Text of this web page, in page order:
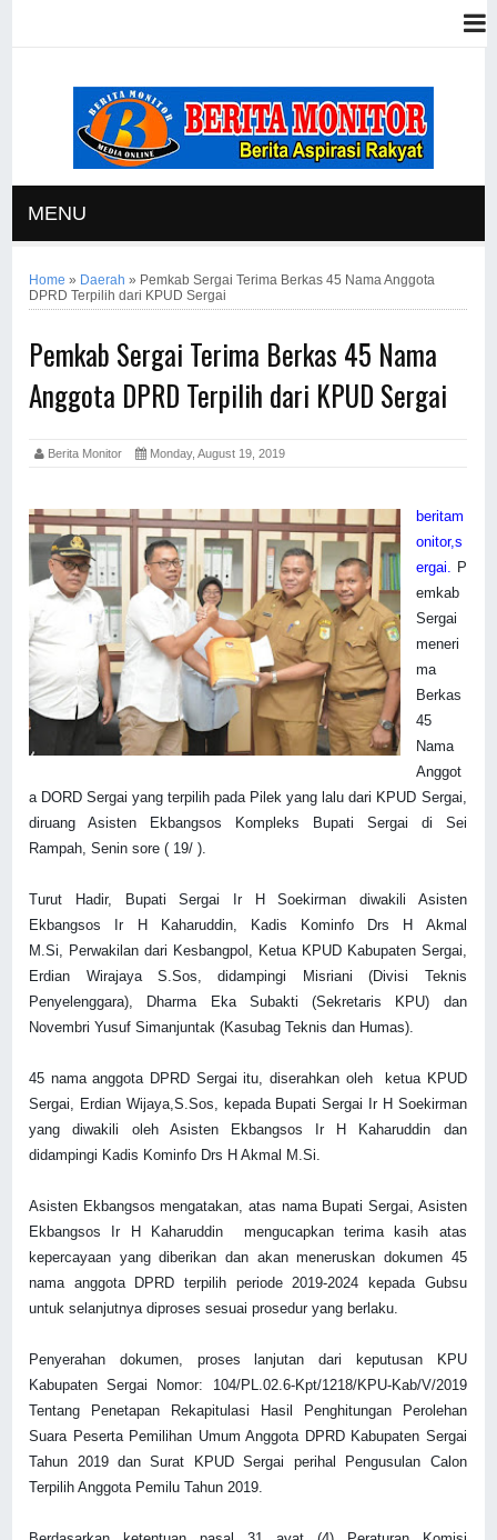
MENU
Home » Daerah » Pemkab Sergai Terima Berkas 45 Nama Anggota
DPRD Terpilih dari KPUD Sergai
Pemkab Sergai Terima Berkas 45 Nama
Anggota DPRD Terpilih dari KPUD Sergai
Berita Monitor Monday, August 19, 2019
beritam
onitor,s
ergai. P
emkab
Sergai
meneri
ma
Berkas
45
Nama
Anggot
a DORD Sergai yang terpilih pada Pilek yang lalu dari KPUD Sergai,
diruang Asisten Ekbangsos Kompleks Bupati Sergai di Sei
Rampah, Senin sore ( 19/ ).
Turut Hadir, Bupati Sergai Ir H Soekirman diwakili Asisten
Ekbangsos Ir H Kaharuddin, Kadis Kominfo Drs H Akmal
M.Si, Perwakilan dari Kesbangpol, Ketua KPUD Kabupaten Sergai,
Erdian Wirajaya S.Sos, didampingi Misriani (Divisi Teknis
Penyelenggara), Dharma Eka Subakti (Sekretaris KPU) dan
Novembri Yusuf Simanjuntak (Kasubag Teknis dan Humas).
45 nama anggota DPRD Sergai itu, diserahkan oleh ketua KPUD
Sergai, Erdian Wijaya,S.Sos, kepada Bupati Sergai Ir H Soekirman
yang diwakili oleh Asisten Ekbangsos Ir H Kaharuddin dan
didampingi Kadis Kominfo Drs H Akmal M.Si.
Asisten Ekbangsos mengatakan, atas nama Bupati Sergai, Asisten
Ekbangsos Ir H Kaharuddin mengucapkan terima kasih atas
kepercayaan yang diberikan dan akan meneruskan dokumen 45
nama anggota DPRD terpilih periode 2019-2024 kepada Gubsu
untuk selanjutnya diproses sesuai prosedur yang berlaku.
Penyerahan dokumen, proses lanjutan dari keputusan KPU
Kabupaten Sergai Nomor: 104/PL.02.6-Kpt/1218/KPU-Kab/V/2019
Tentang Penetapan Rekapitulasi Hasil Penghitungan Perolehan
Suara Peserta Pemilihan Umum Anggota DPRD Kabupaten Sergai
Tahun 2019 dan Surat KPUD Sergai perihal Pengusulan Calon
Terpilih Anggota Pemilu Tahun 2019.